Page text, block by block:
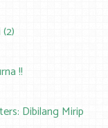
!!
Dibilang Mirip